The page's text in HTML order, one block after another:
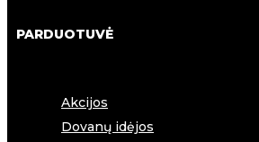
PARDUOTUVĖ
Akcijos
Dovanų idėjos